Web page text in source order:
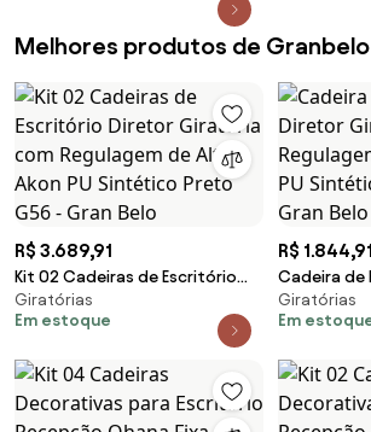
Melhores produtos de
R$ 3.689,91
Kit 02 Cadeiras de Escritório
Diretor Giratória com
Regulagem de Altura Akon PU
Sintético Preto G56 - Gran Belo
Giratórias
Em estoque
R$ 1.844,91
Cadeira de
Giratória
Altura
Giratórias
Em